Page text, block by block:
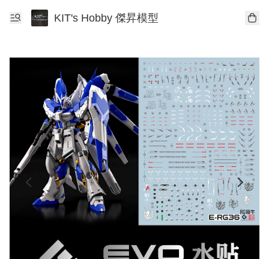
KIT's Hobby 傑昇模型